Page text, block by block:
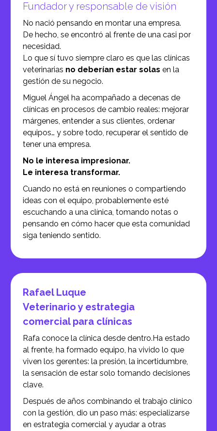
Fundador y responsable de visión
No nació pensando en montar una empresa.
De hecho, se encontró al frente de una casi por
necesidad.
Lo que sí tuvo siempre claro es que las clínicas
veterinarias no deberían estar solas en la
gestión de su negocio.
Miguel Ángel ha acompañado a decenas de
clínicas en procesos de cambio reales: mejorar
márgenes, entender a sus clientes, ordenar
equipos… y sobre todo, recuperar el sentido de
tener una empresa.
No le interesa impresionar.
Le interesa transformar.
Cuando no está en reuniones o compartiendo
ideas con el equipo, probablemente esté
escuchando a una clínica, tomando notas o
pensando en cómo hacer que esta comunidad
siga teniendo sentido.
Rafael Luque
Veterinario y estrategia
comercial para clínicas
Rafa conoce la clínica desde dentro.Ha estado
al frente, ha formado equipo, ha vivido lo que
viven los gerentes: la presión, la incertidumbre,
la sensación de estar solo tomando decisiones
clave.
Después de años combinando el trabajo clínico
con la gestión, dio un paso más: especializarse
en estrategia comercial y ayudar a otras